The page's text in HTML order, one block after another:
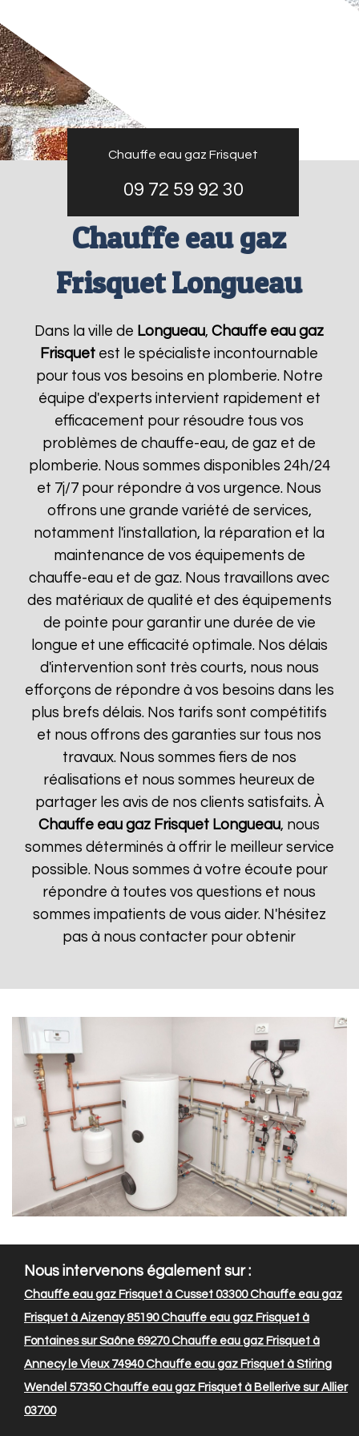
Chauffe eau gaz Frisquet
09 72 59 92 30
Chauffe eau gaz
Frisquet Longueau
Dans la ville de Longueau,Chauffe eau gaz
Frisquet est le spécialiste incontournable
pour tous vos besoins en plomberie. Notre
équipe d'experts intervient rapidement et
efficacement pour résoudre tous vos
problèmes de chauffe-eau, de gaz et de
plomberie. Nous sommes disponibles 24h/24
et 7j/7 pour répondre à vos urgence. Nous
offrons une grande variété de services,
notamment l'installation, la réparation et la
maintenance de vos équipements de
chauffe-eau et de gaz. Nous travaillons avec
des matériaux de qualité et des équipements
de pointe pour garantir une durée de vie
longue et une efficacité optimale. Nos délais
d'intervention sont très courts, nous nous
efforçons de répondre à vos besoins dans les
plus brefs délais. Nos tarifs sont compétitifs
et nous offrons des garanties sur tous nos
travaux. Nous sommes fiers de nos
réalisations et nous sommes heureux de
partager les avis de nos clients satisfaits. À
Chauffe eau gaz Frisquet Longueau, nous
sommes déterminés à offrir le meilleur service
possible. Nous sommes à votre écoute pour
répondre à toutes vos questions et nous
sommes impatients de vous aider. N'hésitez
pas à nous contacter pour obtenir
Nous intervenons également sur :
Chauffe eau gaz Frisquet à Cusset 03300Chauffe eau gaz
Frisquet à Aizenay 85190Chauffe eau gaz Frisquet à
Fontaines sur Saône 69270Chauffe eau gaz Frisquet à
Annecy le Vieux 74940Chauffe eau gaz Frisquet à Stiring
Wendel 57350Chauffe eau gaz Frisquet à Bellerive sur Allier
03700